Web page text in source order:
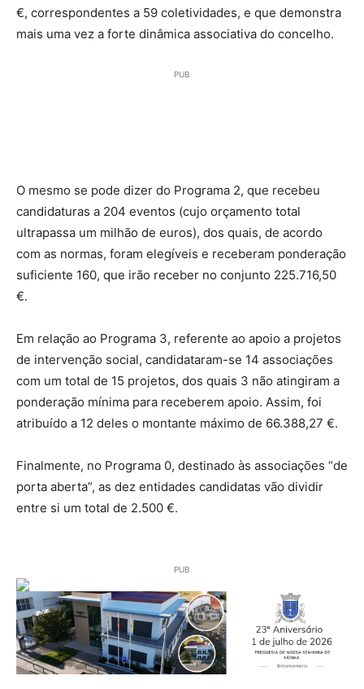
€, correspondentes a 59 coletividades, e que demonstra
mais uma vez a forte dinâmica associativa do concelho.
PUB
O mesmo se pode dizer do Programa 2, que recebeu
candidaturas a 204 eventos (cujo orçamento total
ultrapassa um milhão de euros), dos quais, de acordo
com as normas, foram elegíveis e receberam ponderação
suficiente 160, que irão receber no conjunto 225.716,50
€.
Em relação ao Programa 3, referente ao apoio a projetos
de intervenção social, candidataram-se 14 associações
com um total de 15 projetos, dos quais 3 não atingiram a
ponderação mínima para receberem apoio. Assim, foi
atribuído a 12 deles o montante máximo de 66.388,27 €.
Finalmente, no Programa 0, destinado às associações “de
porta aberta”, as dez entidades candidatas vão dividir
entre si um total de 2.500 €.
PUB